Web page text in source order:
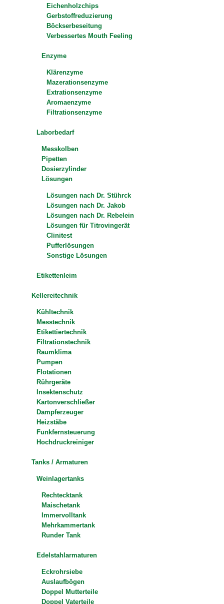
Eichenholzchips
Gerbstoffreduzierung
Böckserbeseitung
Verbessertes Mouth Feeling
Enzyme
Klärenzyme
Mazerationsenzyme
Extrationsenzyme
Aromaenzyme
Filtrationsenzyme
Laborbedarf
Messkolben
Pipetten
Dosierzylinder
Lösungen
Lösungen nach Dr. Stührck
Lösungen nach Dr. Jakob
Lösungen nach Dr. Rebelein
Lösungen für Titrovingerät
Clinitest
Pufferlösungen
Sonstige Lösungen
Etikettenleim
Kellereitechnik
Kühltechnik
Messtechnik
Etikettiertechnik
Filtrationstechnik
Raumklima
Pumpen
Flotationen
Rührgeräte
Insektenschutz
Kartonverschließer
Dampferzeuger
Heizstäbe
Funkfernsteuerung
Hochdruckreiniger
Tanks / Armaturen
Weinlagertanks
Rechtecktank
Maischetank
Immervolltank
Mehrkammertank
Runder Tank
Edelstahlarmaturen
Eckrohrsiebe
Auslaufbögen
Doppel Mutterteile
Doppel Vaterteile